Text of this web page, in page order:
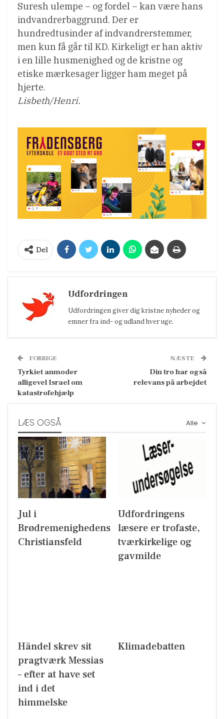
Suresh ulempe – og fordel – kan være hans
indvandrerbaggrund. Der er
hundredtusinder af indvandrerstemmer,
men kun få går til KD. Kirkeligt er han aktiv
i en lille husmenighed og de kristne og
etiske mærkesager ligger ham meget på
hjerte.
Lisbeth/Henri.
Del
Udfordringen
Udfordringen giver dig kristne nyheder og
emner fra ind- og udland hver uge.
FORRIGE
Tyrkiet anmoder
alligevel Israel om
katastrofehjælp
NÆSTE
Din tro har også
relevans på arbejdet
Alle
LÆS OGSÅ
Jul i
Brødremenighedens
Christiansfeld
Udfordringens
læsere er trofaste,
tværkirkelige og
gavmilde
Händel skrev sit
pragtværk Messias
– efter at have set
ind i det
himmelske
Klimadebatten